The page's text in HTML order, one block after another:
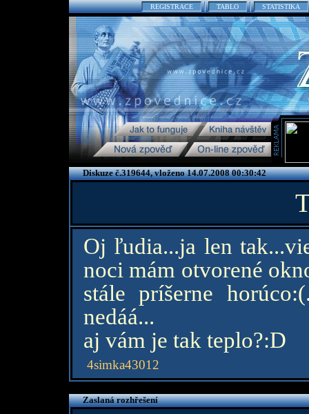
REGISTRACE TABLO STATISTIKA
Diskuze č.319644, vloženo 14.07.2008 00:30:42
Oj ľudia...ja len
noci mám otvorené
stále príšerne
nedáá...
aj vám je tak teplo?:D
4simka43012
Zaslaná rozhřešení